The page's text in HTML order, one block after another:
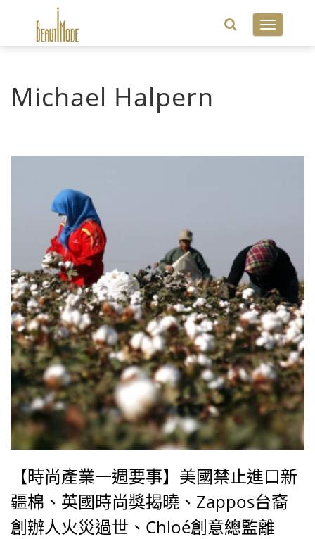
Toggle
Michael Halpern
【時尚產業一週要事】美國禁止進口新
疆棉、英國時尚獎揭曉、Zappos台裔
創辦人火災過世、Chloé創意總監離